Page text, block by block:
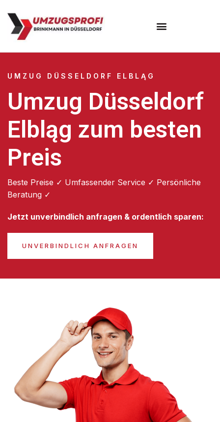
UMZUG DÜSSELDORF ELBLĄG
Umzug Düsseldorf
Elbląg zum besten
Preis
Beste Preise ✓ Umfassender Service ✓ Persönliche
Beratung ✓
Jetzt unverbindlich anfragen & ordentlich sparen:
UNVERBINDLICH ANFRAGEN